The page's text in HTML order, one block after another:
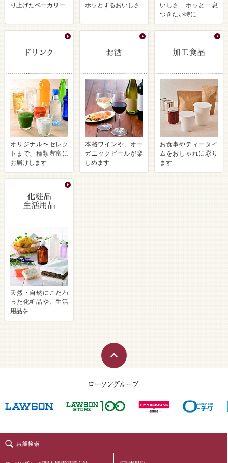
り上げたベーカリー
ホッとするおいしさ
いしさ ホッと一息
つきたい時に
オリジナル〜セレク
トまで、種類豊富に
お届けします
本格ワインや、オー
ガニックビールが楽
しめます
お食事やティータイ
ムをおしゃれに彩り
ます
天然・自然にこだわ
った化粧品や、生活
用品を